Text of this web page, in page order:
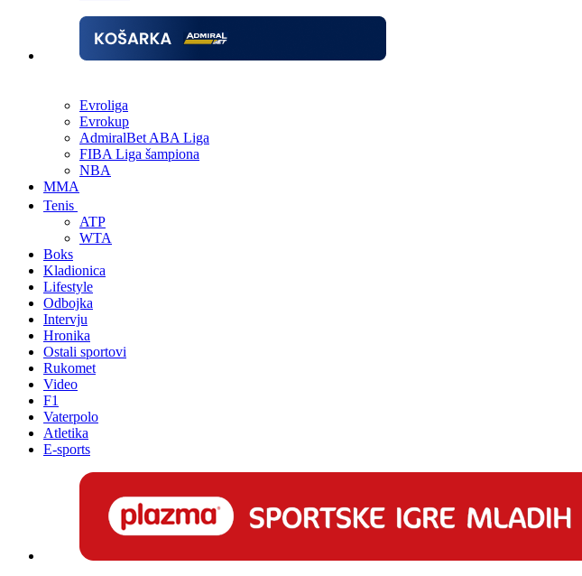
Evroliga
Evrokup
AdmiralBet ABA Liga
FIBA Liga šampiona
NBA
MMA
Tenis
ATP
WTA
Boks
Kladionica
Lifestyle
Odbojka
Intervju
Hronika
Ostali sportovi
Rukomet
Video
F1
Vaterpolo
Atletika
E-sports